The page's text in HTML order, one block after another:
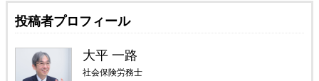
投稿者プロフィール
大平 一路
社会保険労務士